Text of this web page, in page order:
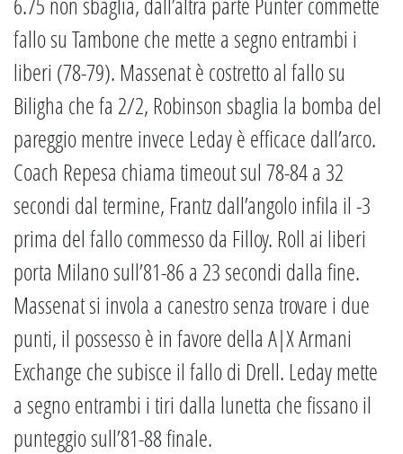
fallo su Tambone che mette a segno entrambi i
liberi (78-79). Massenat è costretto al fallo su
Biligha che fa 2/2, Robinson sbaglia la bomba del
pareggio mentre invece Leday è efficace dall’arco.
Coach Repesa chiama timeout sul 78-84 a 32
secondi dal termine, Frantz dall’angolo infila il -3
prima del fallo commesso da Filloy. Roll ai liberi
porta Milano sull’81-86 a 23 secondi dalla fine.
Massenat si invola a canestro senza trovare i due
punti, il possesso è in favore della A|X Armani
Exchange che subisce il fallo di Drell. Leday mette
a segno entrambi i tiri dalla lunetta che fissano il
punteggio sull’81-88 finale.